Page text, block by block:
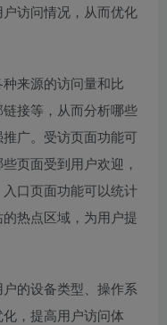
访问情况，从而优化
来源的访问量和比
接等，从而分析哪些
广。受访页面功能可
页面受到用户欢迎，
口页面功能可以统计
热点区域，为用户提
的设备类型、操作系
，提高用户访问体